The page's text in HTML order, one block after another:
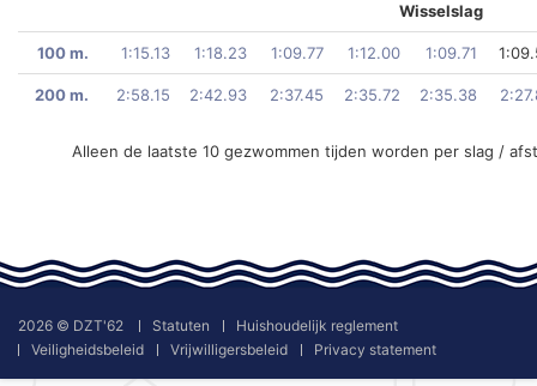
Wisselslag
100 m. 1:15.13 1:18.23 1:09.77 1:12.00 1:09.71
200 m. 2:58.15 2:42.93 2:37.45 2:35.72 2:35.38
Alleen de laatste 10 gezwommen tijden worden per slag /
2026 © DZT'62 Statuten
Huishoudelijk reglement
Veiligheidsbeleid
Vrijwilligersbeleid Privacy statement